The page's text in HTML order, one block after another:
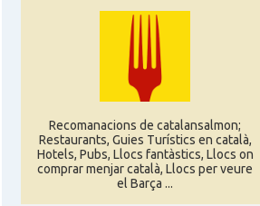
Casal Centre Cultural
Casal
Recomanacions de catalansalmon;
Restaurants, Guies Turístics en català,
Hotels, Pubs, Llocs fantàstics, Llocs on
comprar menjar català, Llocs per veure
el Barça ...